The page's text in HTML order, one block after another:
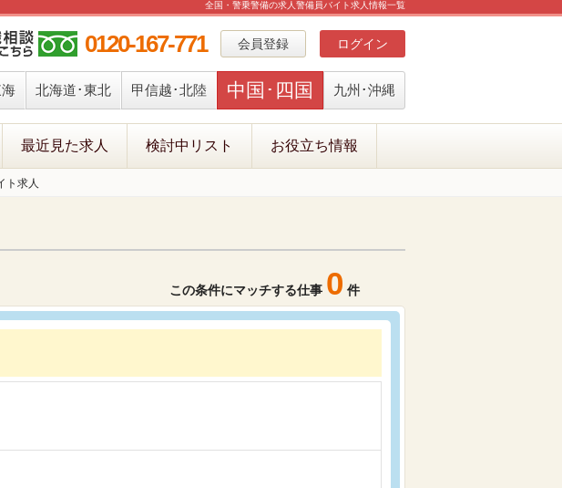
全国・警乗警備の求人警備員バイト求人情報一覧
会員登録 ログイン
0120-167-771
北海道･東北 甲信越･北陸 中国･四国 九州･沖縄
最近見た求人 検討中リスト お役立ち情報
ト求人
この条件にマッチする仕事 0 件